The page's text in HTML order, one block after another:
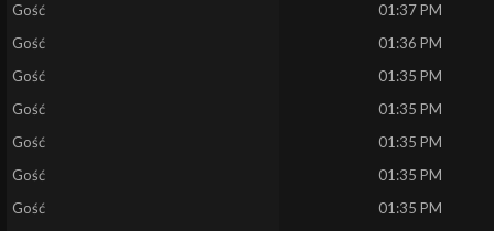
Gość
01:37 PM
Gość
01:36 PM
Gość
01:35 PM
Gość
01:35 PM
Gość
01:35 PM
Gość
01:35 PM
Gość
01:35 PM